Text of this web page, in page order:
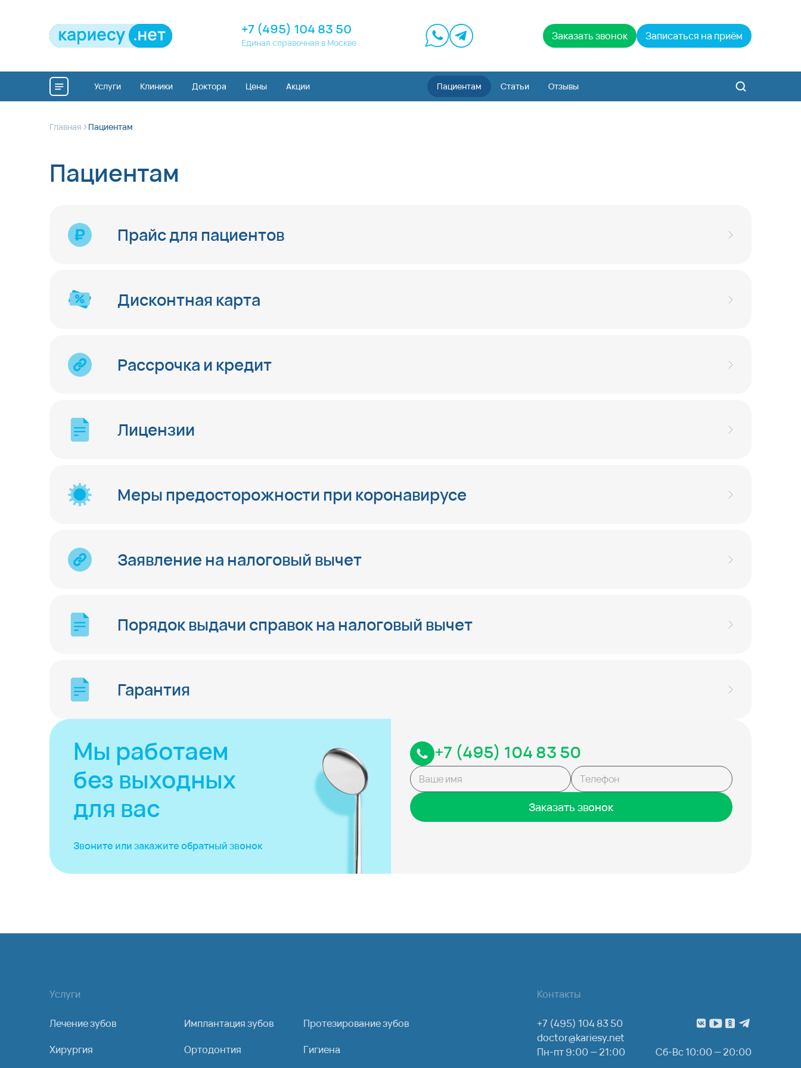
+7 (495) 104 83 50
Единая справочная в Москве
Заказать звонок Записаться на приём
Услуги Клиники Доктора Цены Акции Пациентам Статьи Отзывы
Главная > Пациентам
Пациентам
Прайс для пациентов
Дисконтная карта
Рассрочка и кредит
Лицензии
Меры предосторожности при коронавирусе
Заявление на налоговый вычет
Порядок выдачи справок на налоговый вычет
Гарантия
Мы работаем
без выходных
для вас
Звоните или закажитеобратный звонок
+7 (495) 104 83 50
Заказать звонок
Услуги
Лечение зубов Имплантация зубов
Протезирование зубов
Хирургия
Ортодонтия Гигиена
Контакты
+7 (495) 104 83 50
doctor@kariesy.net
Пн-пт 9:00 — 21:00
Сб-Вс 10:00 — 20:00